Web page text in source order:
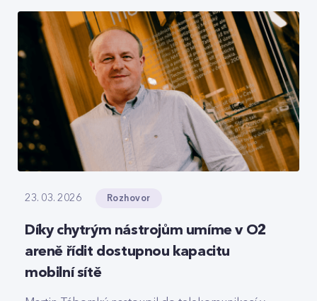
připomínají LEGO.
23. 03. 2026 Rozhovor
Díky chytrým nástrojům umíme v O2
areně řídit dostupnou kapacitu
mobilní sítě